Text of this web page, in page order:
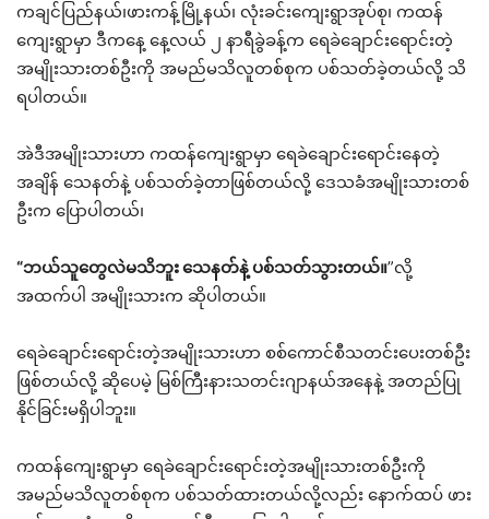
ကချင်ပြည်နယ်၊ဖားကန့်မြို့နယ်၊ လုံးခင်းကျေးရွာအုပ်စု၊ ကထန်
ကျေးရွာမှာ ဒီကနေ့ နေ့လယ် ၂ နာရီခွဲခန့်က ရေခဲချောင်းရောင်းတဲ့
အမျိုးသားတစ်ဦးကို အမည်မသိလူတစ်စုက ပစ်သတ်ခဲ့တယ်လို့ သိ
ရပါတယ်။
အဲဒီအမျိုးသားဟာ ကထန်ကျေးရွာမှာ ရေခဲချောင်းရောင်းနေတဲ့
အချိန် သေနတ်နဲ့ ပစ်သတ်ခဲ့တာဖြစ်တယ်လို့ ဒေသခံအမျိုးသားတစ်
ဦးက ပြောပါတယ်၊
“ဘယ်သူတွေလဲမသိဘူး သေနတ်နဲ့ ပစ်သတ်သွားတယ်။”လို့
အထက်ပါ အမျိုးသားက ဆိုပါတယ်။
ရေခဲချောင်းရောင်းတဲ့အမျိုးသားဟာ စစ်ကောင်စီသတင်းပေးတစ်ဦး
ဖြစ်တယ်လို့ ဆိုပေမဲ့ မြစ်ကြီးနားသတင်းဂျာနယ်အနေနဲ့ အတည်ပြု
နိုင်ခြင်းမရှိပါဘူး။
ကထန်ကျေးရွာမှာ ရေခဲချောင်းရောင်းတဲ့အမျိုးသားတစ်ဦးကို
အမည်မသိလူတစ်စုက ပစ်သတ်ထားတယ်လို့လည်း နောက်ထပ် ဖား